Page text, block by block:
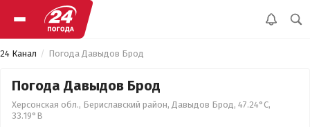
24 Канал Погода Давыдов Брод
Погода Давыдов Брод
Херсонская обл., Бериславский район, Давыдов Брод, 47.24°С,
33.19°В